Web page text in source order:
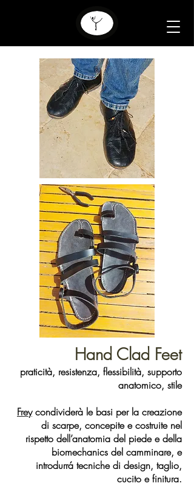
Hand Clad Feet
praticità, resistenza, flessibilità, supporto
anatomico, stile
Freycondividerà le basi per la creazione
di scarpe, concepite e costruite nel
rispetto dell’anatomia del piede e della
biomechanics del camminare, e
introdurrá tecniche di design, taglio,
cucito e finitura.